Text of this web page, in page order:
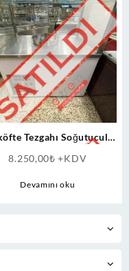
Tezgahı Soğutuculu
8.250,00₺ +KDV
Devamını oku